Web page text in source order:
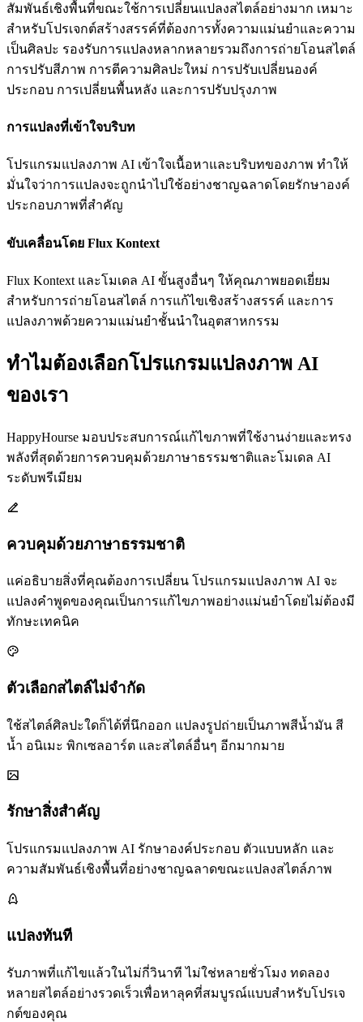
สัมพันธ์เชิงพื้นที่ขณะใช้การเปลี่ยนแปลงสไตล์อย่างมาก เหมาะ
สำหรับโปรเจกต์สร้างสรรค์ที่ต้องการทั้งความแม่นยำและความ
เป็นศิลปะ รองรับการแปลงหลากหลายรวมถึงการถ่ายโอนสไตล์
การปรับสีภาพ การตีความศิลปะใหม่ การปรับเปลี่ยนองค์
ประกอบ การเปลี่ยนพื้นหลัง และการปรับปรุงภาพ
การแปลงที่เข้าใจบริบท
โปรแกรมแปลงภาพ AI เข้าใจเนื้อหาและบริบทของภาพ ทำให้
มั่นใจว่าการแปลงจะถูกนำไปใช้อย่างชาญฉลาดโดยรักษาองค์
ประกอบภาพที่สำคัญ
ขับเคลื่อนโดย Flux Kontext
Flux Kontext และโมเดล AI ขั้นสูงอื่นๆ ให้คุณภาพยอดเยี่ยม
สำหรับการถ่ายโอนสไตล์ การแก้ไขเชิงสร้างสรรค์ และการ
แปลงภาพด้วยความแม่นยำชั้นนำในอุตสาหกรรม
ทำไมต้องเลือกโปรแกรมแปลงภาพ AI
ของเรา
HappyHourse มอบประสบการณ์แก้ไขภาพที่ใช้งานง่ายและทรง
พลังที่สุดด้วยการควบคุมด้วยภาษาธรรมชาติและโมเดล AI
ระดับพรีเมียม
ควบคุมด้วยภาษาธรรมชาติ
แค่อธิบายสิ่งที่คุณต้องการเปลี่ยน โปรแกรมแปลงภาพ AI จะ
แปลงคำพูดของคุณเป็นการแก้ไขภาพอย่างแม่นยำโดยไม่ต้องมี
ทักษะเทคนิค
ตัวเลือกสไตล์ไม่จำกัด
ใช้สไตล์ศิลปะใดก็ได้ที่นึกออก แปลงรูปถ่ายเป็นภาพสีน้ำมัน สี
น้ำ อนิเมะ พิกเซลอาร์ต และสไตล์อื่นๆ อีกมากมาย
รักษาสิ่งสำคัญ
โปรแกรมแปลงภาพ AI รักษาองค์ประกอบ ตัวแบบหลัก และ
ความสัมพันธ์เชิงพื้นที่อย่างชาญฉลาดขณะแปลงสไตล์ภาพ
แปลงทันที
รับภาพที่แก้ไขแล้วในไม่กี่วินาที ไม่ใช่หลายชั่วโมง ทดลอง
หลายสไตล์อย่างรวดเร็วเพื่อหาลุคที่สมบูรณ์แบบสำหรับโปรเจ
กต์ของคุณ